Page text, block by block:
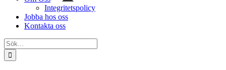
Integritetspolicy
Jobba hos oss
Kontakta oss
Sök
efter: